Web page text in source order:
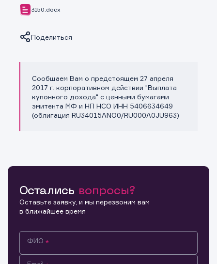
3150.docx
Поделиться
Копировать ссылку
Сообщаем Вам о предстоящем 27 апреля
2017 г. корпоративном действии "Выплата
купонного дохода" с ценными бумагами
эмитента МФ и НП НСО ИНН 5406634649
(облигация RU34015ANO0/RU000A0JU963)
Остались вопросы?
Оставьте заявку, и мы перезвоним вам
в ближайшее время
ФИО